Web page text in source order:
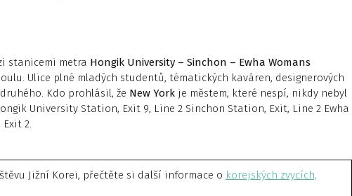
stanicemi metra Hongik University – Sinchon – Ewha Womans
Ulice plné mladých studentů, tématických kaváren, designerových
Kdo prohlásil, že New York je městem, které nespí, nikdy nebyl
University Station, Exit 9, Line 2 Sinchon Station, Exit, Line 2 Ewha
2.
Jižní Korei, přečtěte si další informace o korejských zvycích,